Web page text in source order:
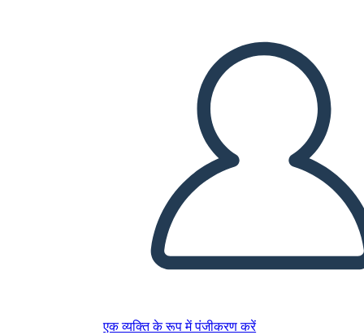
एक व्यक्ति के रूप में पंजीकरण करें
स्लाइड शो चलाएं
मुझे पढ़कर सुनाओ